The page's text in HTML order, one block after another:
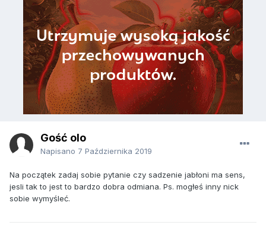
Gość olo
Napisano 7 Października 2019
Na początek zadaj sobie pytanie czy sadzenie jabłoni ma sens,
jesli tak to jest to bardzo dobra odmiana. Ps. mogłeś inny nick
sobie wymyśleć.